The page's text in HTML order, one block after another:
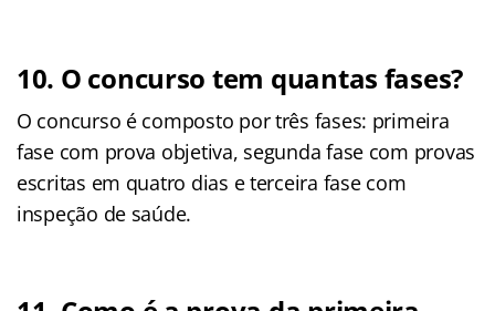
10. O concurso tem quantas fases?
O concurso é composto por três fases: primeira
fase com prova objetiva, segunda fase com provas
escritas em quatro dias e terceira fase com
inspeção de saúde.